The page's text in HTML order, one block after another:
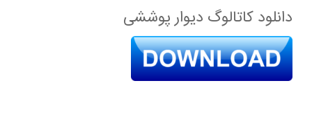
دانلود کاتالوگ دیوار پوششی